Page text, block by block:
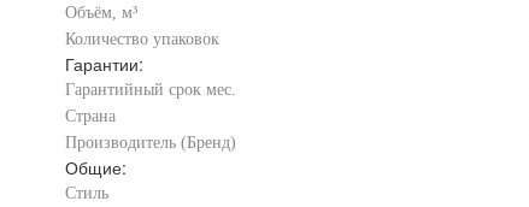
Объём, м³
Количество упаковок
Гарантии:
Гарантийный срок мес.
Страна
Производитель (Бренд)
Общие:
Стиль